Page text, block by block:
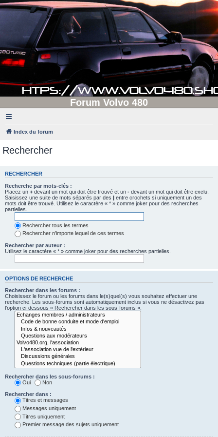
Forum Volvo 480
Index du forum
Rechercher
RECHERCHER
Recherche par mots-clés :
Placez un + devant un mot qui doit être trouvé et un - devant un mot qui doit être exclu.
Saisissez une suite de mots séparés par des | entre crochets si uniquement un des
mots doit être trouvé. Utilisez le caractère « * » comme joker pour des recherches
partielles.
Rechercher tous les termes
Rechercher n’importe lequel de ces termes
Rechercher par auteur :
Utilisez le caractère « * » comme joker pour des recherches partielles.
OPTIONS DE RECHERCHE
Rechercher dans les forums :
Choisissez le forum ou les forums dans le(s)quel(s) vous souhaitez effectuer une
recherche. Les sous-forums sont automatiquement inclus si vous ne désactivez pas
l’option ci-dessous « Rechercher dans les sous-forums ».
Rechercher dans les sous-forums :
Oui
Non
Rechercher dans :
Titres et messages
Messages uniquement
Titres uniquement
Premier message des sujets uniquement